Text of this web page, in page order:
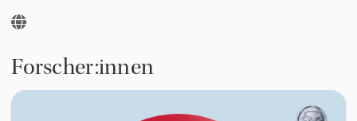
Forscher:innen